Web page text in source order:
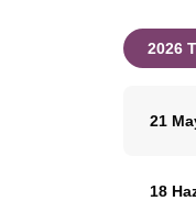
2026
21
18